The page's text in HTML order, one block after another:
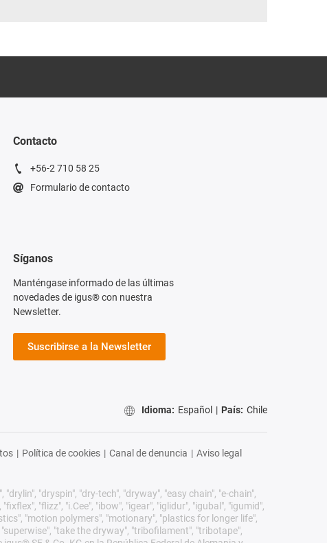
Contacto
+56-2 710 58 25
Formulario de contacto
Síganos
Manténgase informado de las últimas
novedades de igus® con nuestra
Newsletter.
Suscribirse a la Newsletter
Idioma: Español | País: Chile
| Política de cookies | Canal de denuncia | Aviso legal
"dryspin", "dry-tech", "dryway", "easy chain", "e-chain",
"flizz", "i.Cee", "ibow", "igear", "iglidur", "igubal", "igumid",
"motion polymers", "motionary", "plastics for longer life",
"superwise", "take the dryway", "tribofilament", "tribotape",